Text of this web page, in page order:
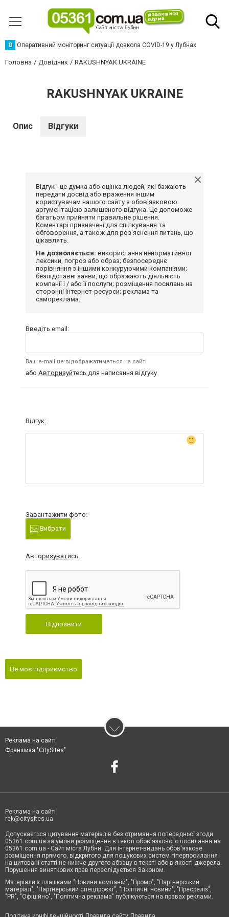
О Оперативний моніторинг ситуації довкола COVID-19 у Лубнах
Головна Довідник RAKUSHNYAK UKRAINE
RAKUSHNYAK UKRAINE
Опис Відгуки
Відгук - це думка або оцінка людей, які бажають
передати досвід або враження іншим
користувачам нашого сайту з обов'язковою
аргументацією залишеного відгука. Це допоможе
багатьом прийняти правильне рішення.
Коментарі призначені для спілкування та
обговорення, а також для роз'яснення питань, що
цікавлять.
Не дозволяється: використання ненормативної
лексики, погроз або образ; безпосереднє
порівняння з іншими конкуруючими компаніями;
безпідставні заяви, що ображають діяльність
компанії і / або її послуги; розміщення посилань на
сторонні інтернет-ресурси; реклама та
самореклама.
Введіть email:
Ваш e-mail не відображатиметься на сайті
або Авторизуйтесь для написання відгуку
Відгук:
Завантажити фото:
Вибрати
Авторизуватись
Відправити
Це моє підприємство
Реклама на сайті
Франшиза "CitySites"
Реклама на сайті
rek@citysites.ua
Допускається цитування матеріалів без отримання попередньої згоди
05361.com.ua за умови розміщення в тексті обов'язкового посилання на
05361.com.ua - Сайт міста Лубни. Для інтернет-видань обов'язкове
розміщення прямого, відкритого для пошукових систем гіперпосилання
на цитовані статті не нижче другого абзацу в тексті або в якості джерела.
Порушення виняткових прав переслідується Законом.
Матеріали з плашками "Новини компаній", "Промо", "Партнерський
матеріал", "Партнерський спецпроєкт", "Політичні новини", "Пресреліз",
"PR", "Офіційно", "Політична реклама" публікуються на правах реклами.